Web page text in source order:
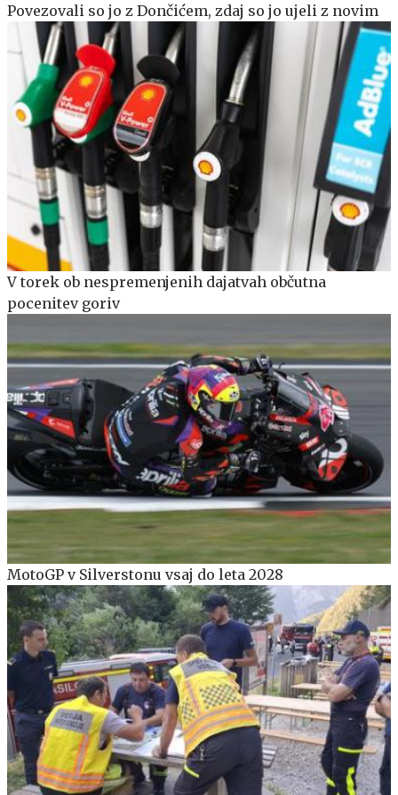
Povezovali so jo z Dončićem, zdaj so jo ujeli z novim
V torek ob nespremenjenih dajatvah občutna
pocenitev goriv
MotoGP v Silverstonu vsaj do leta 2028